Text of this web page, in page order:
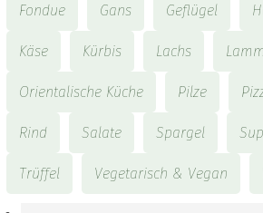
Fondue Gans Geflügel
Käse Kürbis Lachs Lamm
Orientalische Küche Pilze
Rind Salate Spargel
Trüffel Vegetarisch & Vegan